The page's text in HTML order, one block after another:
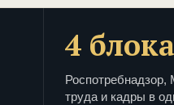
4 блока
труда и кадры в